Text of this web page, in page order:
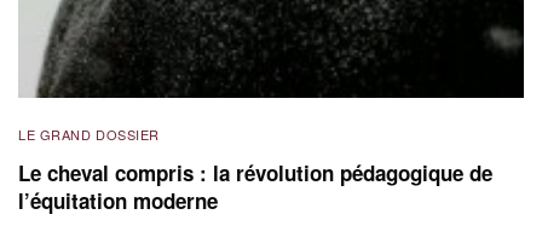
LE GRAND DOSSIER
Le cheval compris : la révolution pédagogique de
l’équitation moderne